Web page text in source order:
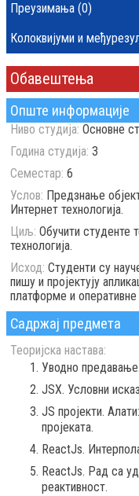
Опште информације
Ниво студија: Основне
Година студија: 3
Семестар: 6
Услов: Предзнање
Интернет технологија.
Циљ: Обучити студенте
технологија.
Исход: Студенти су
пишу и пројектују
платформе и
Садржај предмета
Теоријска настава:
Уводно
JSX. Условни
JS пројекти.
пројеката.
ReactJs.
ReactJs. Рад са
реактивност.
Преузимања (0)
Колоквијуми и
Обавештења